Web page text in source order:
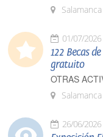
Salamanca
01/07/2026
122 Becas
gratuito
OTRAS
Salamanca
26/06/2026